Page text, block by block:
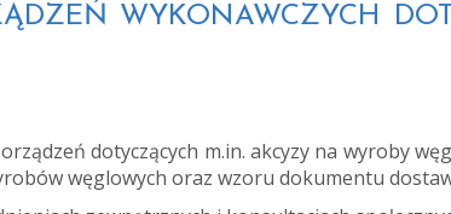
WYKONAWCZYCH
dotyczących m.in. akcyzy na wyroby
węglowych oraz wzoru dokumentu